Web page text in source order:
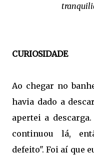
CURIOSIDADE
Ao chegar no
havia dado a
apertei a
continuou lá,
defeito". Foi aí que